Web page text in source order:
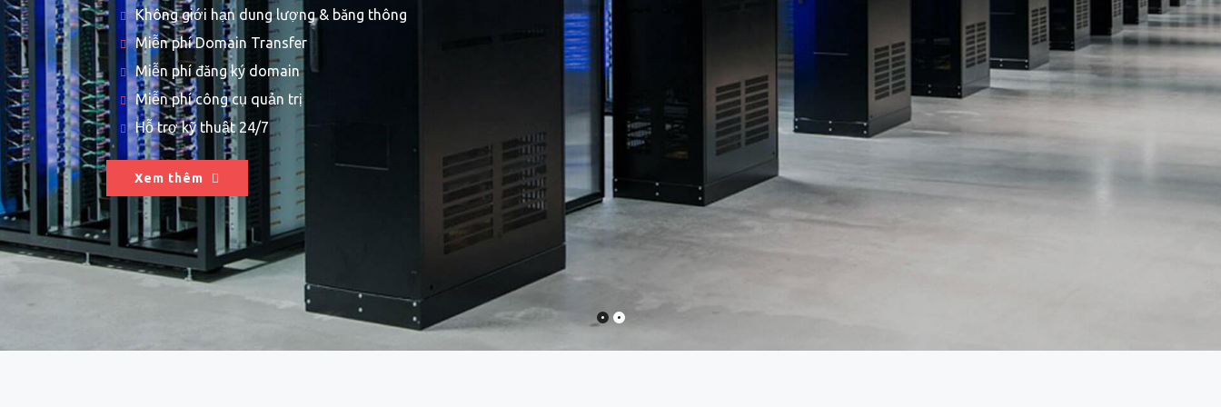
Không giới hạn dung lượng & băng thông
Miễn phí Domain Transfer
Miễn phí đăng ký domain
Miễn phí công cụ quản trị
Hỗ trợ kỹ thuật 24/7
Xem thêm